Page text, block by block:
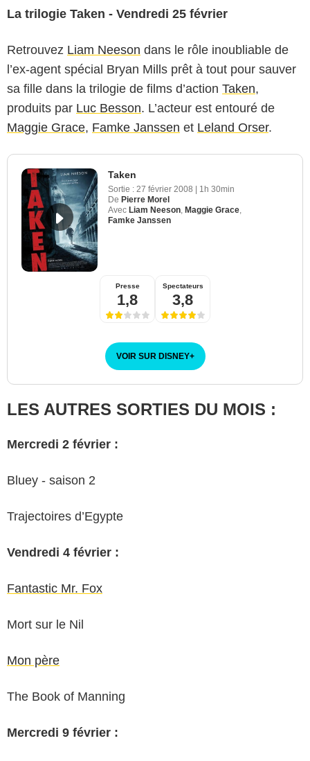
La trilogie Taken - Vendredi 25 février
Retrouvez Liam Neeson dans le rôle inoubliable de
l’ex-agent spécial Bryan Mills prêt à tout pour sauver
sa fille dans la trilogie de films d’action Taken,
produits par Luc Besson. L’acteur est entouré de
Maggie Grace, Famke Janssen et Leland Orser.
Taken
Sortie : 27 février 2008
1h 30min
De Pierre Morel
Avec Liam Neeson, Maggie Grace,
Famke Janssen
Presse
1,8
Spectateurs
3,8
VOIR SUR DISNEY+
LES AUTRES SORTIES DU MOIS :
Mercredi 2 février :
Bluey - saison 2
Trajectoires d’Egypte
Vendredi 4 février :
Fantastic Mr. Fox
Mort sur le Nil
Mon père
The Book of Manning
Mercredi 9 février :